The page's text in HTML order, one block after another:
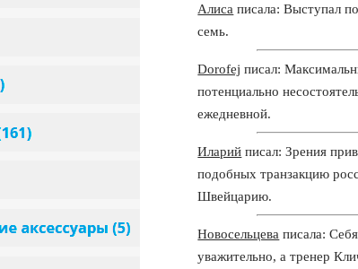
Алиса писала: Выступал
семь.
Dorofej писал:
потенциально
ежедневной.
Иларий писал: Зрения
подобных транзакцию
Швейцарию.
Новосельцева писала:
уважительно, а тренер